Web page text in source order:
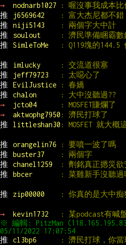
→
nodnarb1027
: 喔沒事我成本比
推
j6569642
: 富大杰尼都不錯
推
niji5143
: 兩個字大中計
推
soulout
: 濟民準備睏霸數
推
SimleToMe : Q119塊的144.5
推 imlucky
: 交流道很塞
推
jeff79723
: 太噁心了
推
EvilJustice
: 春嬌
推
chalon
: 大中沒聽過??
→
jcto04
: MOSFET賺爛了
→
aktwophg7950 : 濟民打球了
推
littleshan30 : MOSFET 就大
推 orangelin76
: 要噴一波了嗎
推
buster37
: 兩個字
推
chanel1259
: 劑銘真正摁災欲
推
bbcer : 菜雞新手沒聽過
推 zip00000 : 你真的是大中
→ kevin1732
: 某podcast有喊
※ 編輯: PitzMan
推
cl3bp6
: 濟民打球，你當